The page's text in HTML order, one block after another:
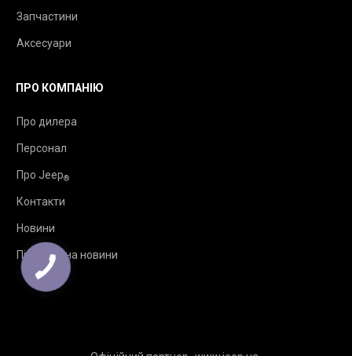
Запчастини
Аксесуари
ПРО КОМПАНІЮ
Про дилера
Персонал
Про Jeep®
Контакти
Новини
Підписка на новини